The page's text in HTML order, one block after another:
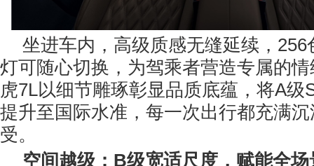
坐进车内，高级质感无缝延续，256
灯可随心切换，为驾乘者营造专属的
虎7L以细节雕琢彰显品质底蕴，将A级
提升至国际水准，每一次出行都充满
受。
空间越级：B级宽适尺度， 赋能全场